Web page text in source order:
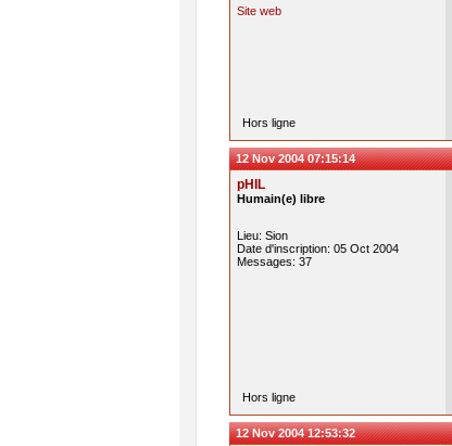
Site web
Hors ligne
12 Nov 2004 07:15:14
pHIL
Humain(e) libre
Lieu: Sion
Date d'inscription: 05 Oct 2004
Messages: 37
Hors ligne
12 Nov 2004 12:53:32